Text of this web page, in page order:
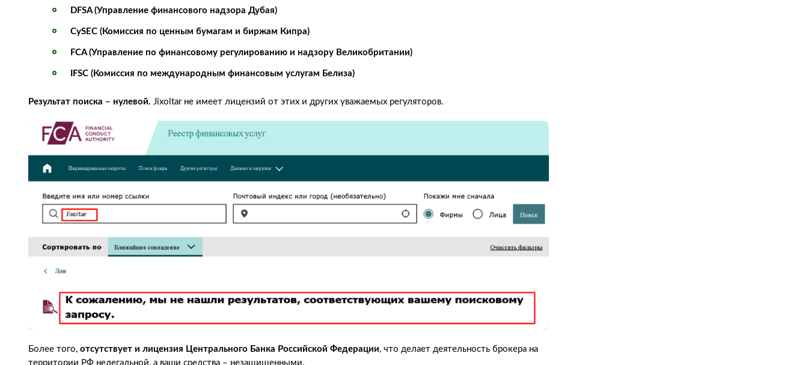
DFSA (Управление финансового надзора Дубая)
CySEC (Комиссия по ценным бумагам и биржам Кипра)
FCA (Управление по финансовому регулированию и надзору Великобритании)
IFSC (Комиссия по международным финансовым услугам Белиза)
Результат поиска – нулевой. Jixoltar не имеет лицензий от этих и других уважаемых регуляторов.
Более того, отсутствует и лицензия Центрального Банка Российской Федерации, что делает деятельность брокера на
территории РФ нелегальной, а ваши средства – незащищенными.